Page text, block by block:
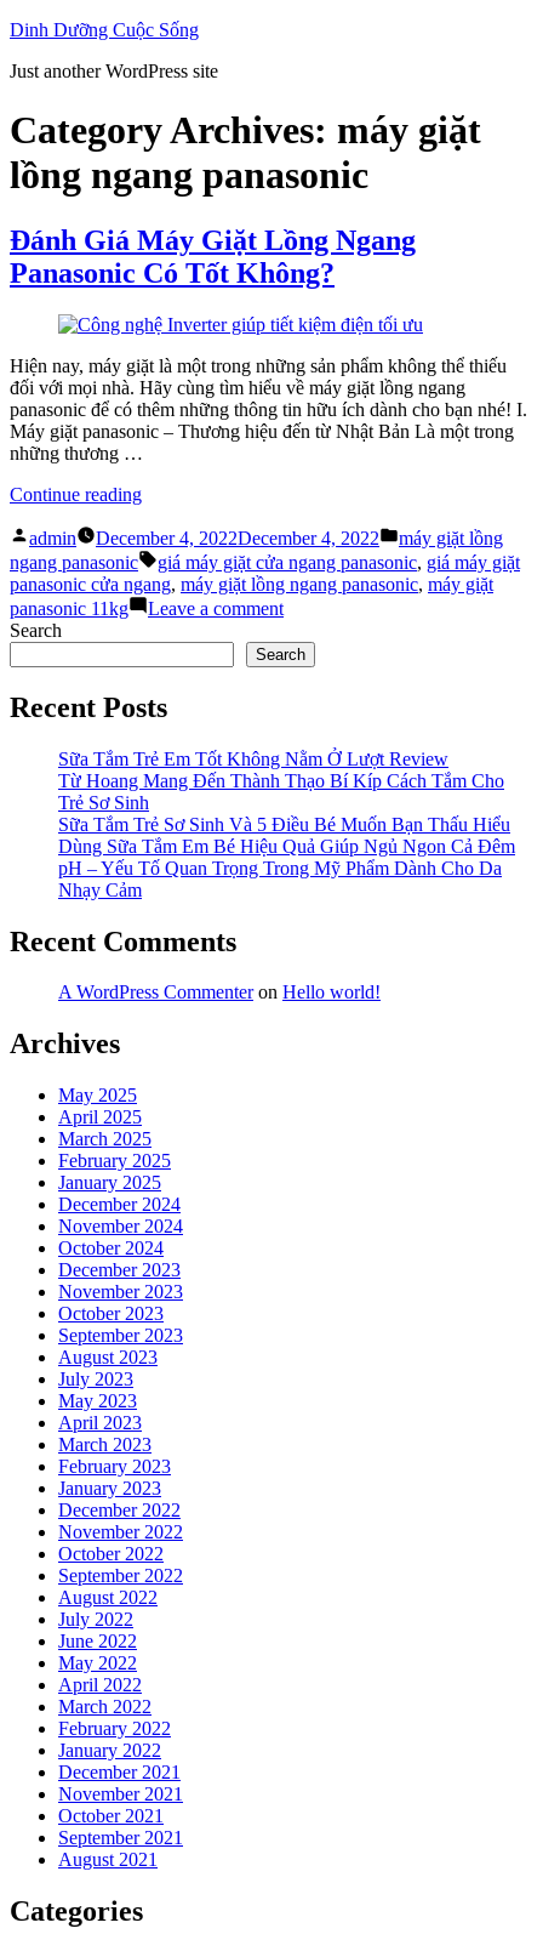
Skip
content
Dinh Dưỡng Cuộc Sống
Just another WordPress site
Category Archives: máy giặt
lồng ngang panasonic
Đánh Giá Máy Giặt Lồng Ngang
Panasonic Có Tốt Không?
Hiện nay, máy giặt là một trong những sản phẩm không thể thiếu
đối với mọi nhà. Hãy cùng tìm hiểu về máy giặt lồng ngang
panasonic để có thêm những thông tin hữu ích dành cho bạn nhé! I.
Máy giặt panasonic – Thương hiệu đến từ Nhật Bản Là một trong
những thương …
Continue reading“Đánh
Máy
Giặt
Lồng
Ngang
Panasonic
Có
Tốt
Posted
by
admin December 4, 2022December 4, 2022
Posted
in
máy giặt lồng
ngang panasonic
Tags:
giá máy giặt cửa ngang panasonic, giá máy giặt
panasonic cửa ngang, máy giặt lồng ngang panasonic, máy giặt
panasonic 11kg
Leave a commenton
Giá
Máy
Panasonic
Có
Không?
Search
Search
Recent Posts
Sữa Tắm Trẻ Em Tốt Không Nằm Ở Lượt Review
Từ Hoang Mang Đến Thành Thạo Bí Kíp Cách Tắm Cho
Trẻ Sơ Sinh
Sữa Tắm Trẻ Sơ Sinh Và 5 Điều Bé Muốn Bạn Thấu Hiểu
Dùng Sữa Tắm Em Bé Hiệu Quả Giúp Ngủ Ngon Cả Đêm
pH – Yếu Tố Quan Trọng Trong Mỹ Phẩm Dành Cho Da
Nhạy Cảm
Recent Comments
A WordPress Commenteron Hello world!
Archives
May 2025
April 2025
March 2025
February 2025
January 2025
December 2024
November 2024
October 2024
December 2023
November 2023
October 2023
September 2023
August 2023
July 2023
May 2023
April 2023
March 2023
February 2023
January 2023
December 2022
November 2022
October 2022
September 2022
August 2022
July 2022
June 2022
May 2022
April 2022
March 2022
February 2022
January 2022
December 2021
November 2021
October 2021
September 2021
August 2021
Categories